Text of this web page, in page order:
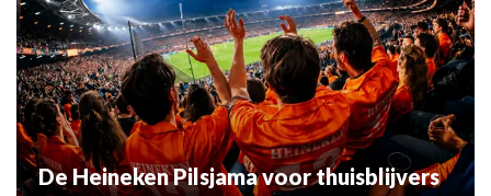
De Heineken Pilsjama voor thuisblijvers